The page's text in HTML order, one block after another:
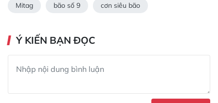
Mitag bão số 9 cơn siêu bão
Ý KIẾN BẠN ĐỌC